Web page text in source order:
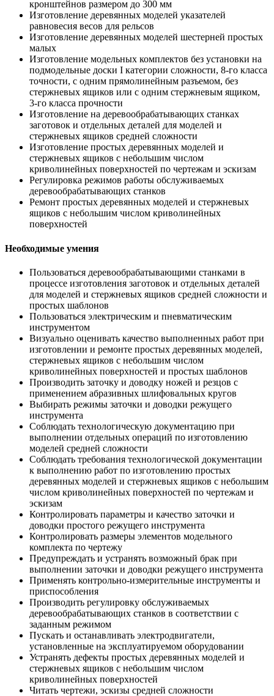
кронштейнов размером до 300 мм
Изготовление деревянных моделей указателей
равновесия весов для рельсов
Изготовление деревянных моделей шестерней простых
малых
Изготовление модельных комплектов без установки на
подмодельные доски I категории сложности, 8-го класса
точности, с одним прямолинейным разъемом, без
стержневых ящиков или с одним стержневым ящиком,
3-го класса прочности
Изготовление на деревообрабатывающих станках
заготовок и отдельных деталей для моделей и
стержневых ящиков средней сложности
Изготовление простых деревянных моделей и
стержневых ящиков с небольшим числом
криволинейных поверхностей по чертежам и эскизам
Регулировка режимов работы обслуживаемых
деревообрабатывающих станков
Ремонт простых деревянных моделей и стержневых
ящиков с небольшим числом криволинейных
поверхностей
Необходимые умения
Пользоваться деревообрабатывающими станками в
процессе изготовления заготовок и отдельных деталей
для моделей и стержневых ящиков средней сложности и
простых шаблонов
Пользоваться электрическим и пневматическим
инструментом
Визуально оценивать качество выполненных работ при
изготовлении и ремонте простых деревянных моделей,
стержневых ящиков с небольшим числом
криволинейных поверхностей и простых шаблонов
Производить заточку и доводку ножей и резцов с
применением абразивных шлифовальных кругов
Выбирать режимы заточки и доводки режущего
инструмента
Соблюдать технологическую документацию при
выполнении отдельных операций по изготовлению
моделей средней сложности
Соблюдать требования технологической документации
к выполнению работ по изготовлению простых
деревянных моделей и стержневых ящиков с небольшим
числом криволинейных поверхностей по чертежам и
эскизам
Контролировать параметры и качество заточки и
доводки простого режущего инструмента
Контролировать размеры элементов модельного
комплекта по чертежу
Предупреждать и устранять возможный брак при
выполнении заточки и доводки режущего инструмента
Применять контрольно-измерительные инструменты и
приспособления
Производить регулировку обслуживаемых
деревообрабатывающих станков в соответствии с
заданным режимом
Пускать и останавливать электродвигатели,
установленные на эксплуатируемом оборудовании
Устранять дефекты простых деревянных моделей и
стержневых ящиков с небольшим числом
криволинейных поверхностей
Читать чертежи, эскизы средней сложности